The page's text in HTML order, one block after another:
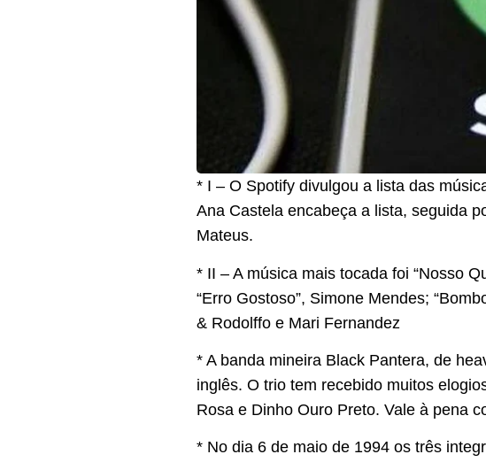
* I – O Spotify divulgou a lista das
Ana Castela encabeça a lista, seguida
Mateus.
* II – A música mais tocada foi “Nosso
“Erro Gostoso”, Simone Mendes;
& Rodolffo e Mari Fernandez
* A banda mineira Black Pantera, de
inglês. O trio tem recebido muitos
Rosa e Dinho Ouro Preto. Vale à pena
* No dia 6 de maio de 1994 os três